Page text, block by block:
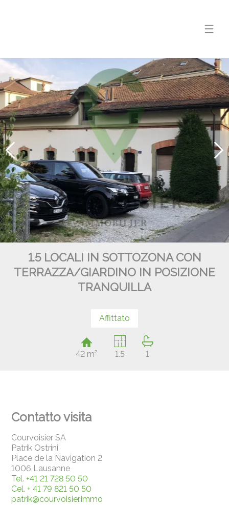
1.5 LOCALI IN SOTTOZONA CON
TERRAZZA/GIARDINO IN POSIZIONE
TRANQUILLA
Affittato
42 m² 1.5 1
Contatto visita
Courvoisier SA
Patrik Ostrini
Place de la Navigation 2
1006 Lausanne
Tel. +41 21 728 50 50
Cel. + 41 79 821 50 50
patrik@courvoisier.immo